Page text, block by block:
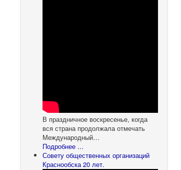
В праздничное воскресенье, когда
вся страна продолжала отмечать
Международный…
Подробнее ...
Совету общественных организаций
Краснообска 20 лет.